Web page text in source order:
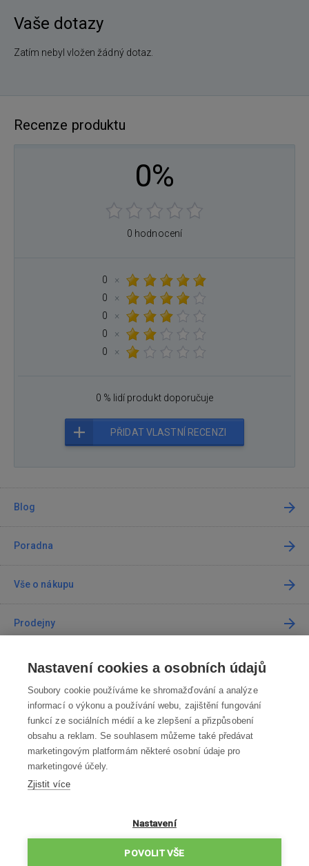
Vaše dotazy
Zatím nebyl vložen žádný dotaz.
Recenze produktu
0%
0 hodnocení
0
×
0
×
0
×
0
×
0
×
0 % lidí produkt doporučuje
PŘIDAT VLASTNÍ RECENZI
Blog
Poradna
Vše o nákupu
Prodejny
Kontakt
Kontaktujte nás
info@robotworld.cz
220 770 770 Po-Pá 8:00—16:00
VŠECHNY KONTAKTY
ZÁSADY OCHRANY OSOBNÍCH ÚDAJŮ
Nastavení cookies a osobních údajů
Soubory cookie používáme ke shromažďování a analýze
informací o výkonu a používání webu, zajištění fungování
funkcí ze sociálních médií a ke zlepšení a přizpůsobení
obsahu a reklam. Se souhlasem můžeme také předávat
marketingovým platformám některé osobní údaje pro
marketingové účely.
Zjistit více
Nastavení
POVOLIT VŠE